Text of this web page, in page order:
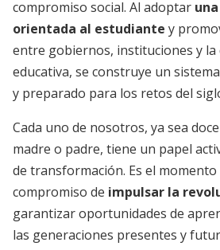
compromiso social. Al adoptar
orientada al estudiante y
entre gobiernos, instituciones y la
educativa, se construye un
y preparado para los retos del
Cada uno de nosotros, ya sea
madre o padre, tiene un papel
de transformación. Es el momento
compromiso de impulsar la
garantizar oportunidades de
las generaciones presentes y